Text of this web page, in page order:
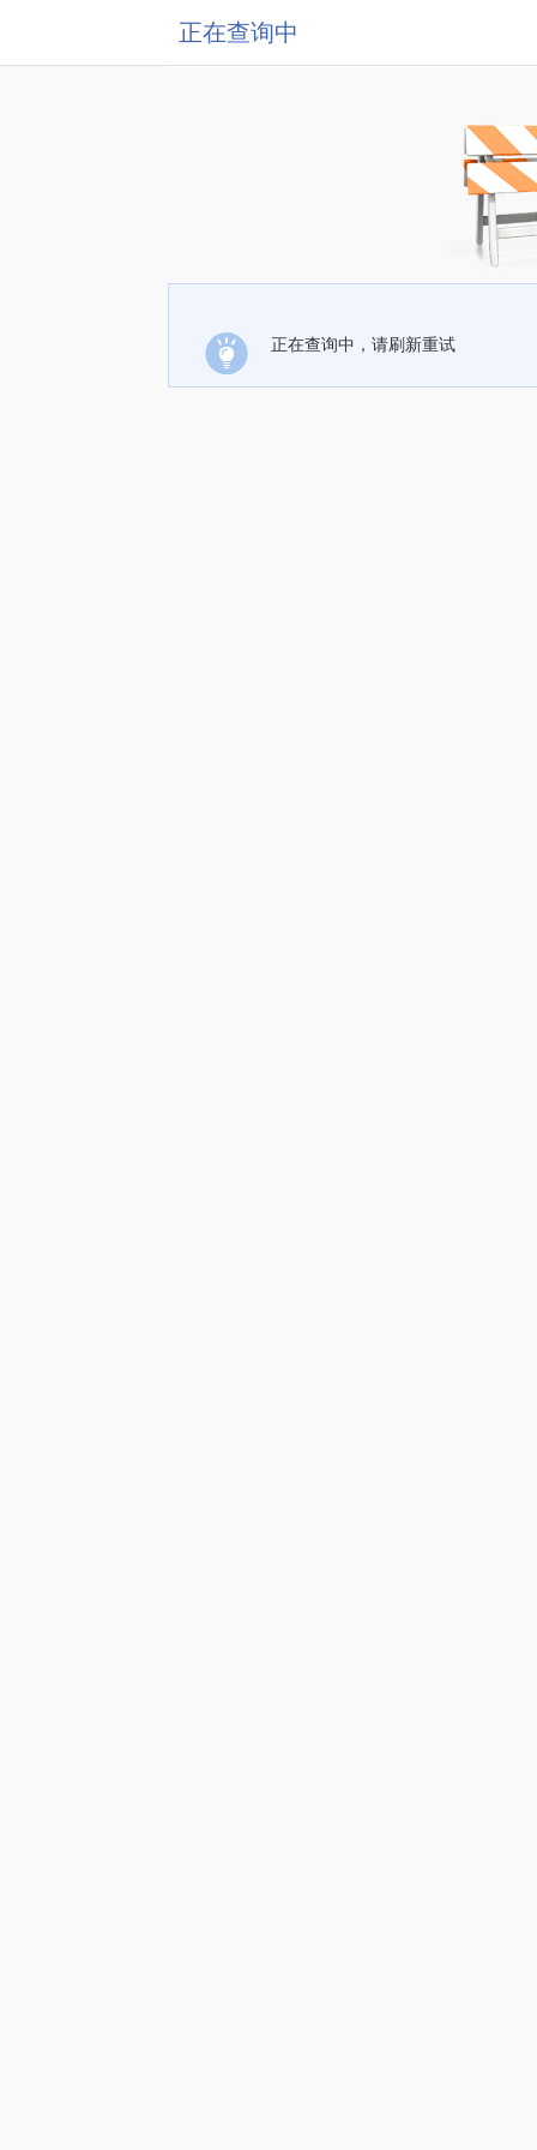
正在查询中
正在查询中，请刷新重试